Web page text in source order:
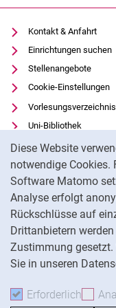
Diese Website
notwendige Cookies.
Software Matomo
Analyse erfolgt
Rückschlüsse auf
Drittanbietern
Zustimmung
Sie in unseren
Erforderlich
Kontakt & Anfahrt
Einrichtungen suchen
Stellenangebote
Cookie-Einstellungen
Vorlesungsverzeichnis
Uni-Bibliothek
Moodle
Panopto
Datenschutz
Barrierefreiheit
Transparenter KI-